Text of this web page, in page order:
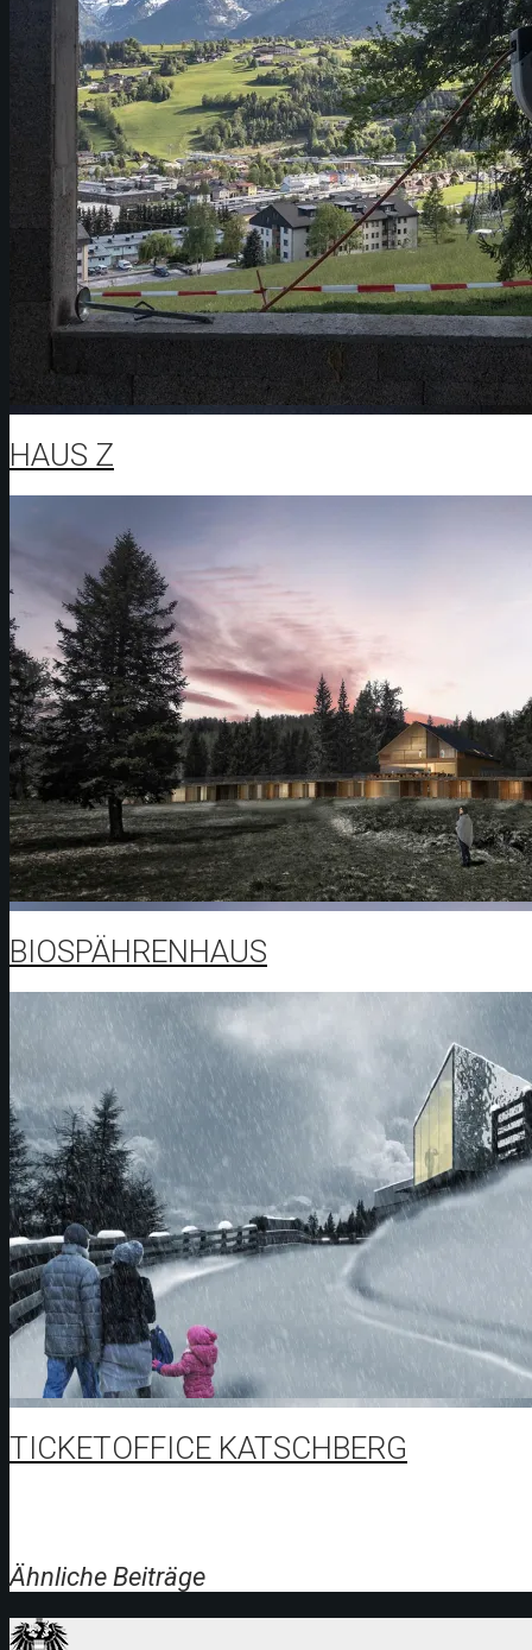
HAUS Z
BIOSPÄHRENHAUS
TICKETOFFICE KATSCHBERG
Ähnliche Beiträge